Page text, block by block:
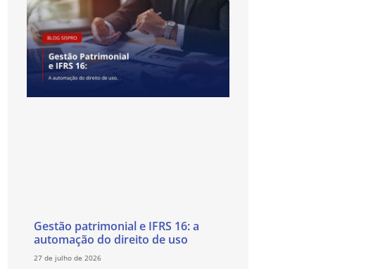
Gestão patrimonial e IFRS 16: a
automação do direito de uso
27 de julho de 2026